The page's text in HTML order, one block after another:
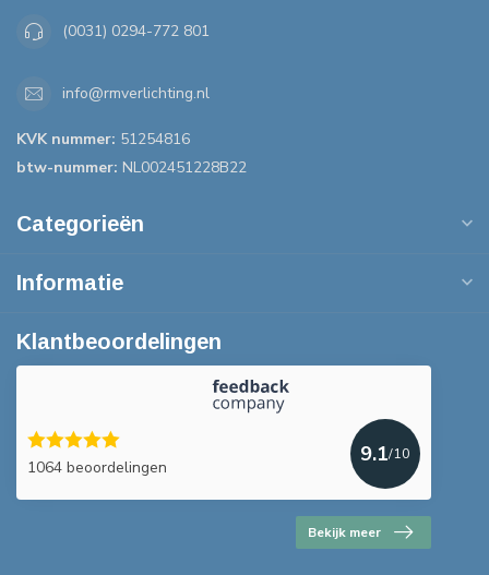
(0031) 0294-772 801
info@rmverlichting.nl
KVK nummer: 51254816
btw-nummer: NL002451228B22
Categorieën
Informatie
Klantbeoordelingen
1064 beoordelingen
9.1/10
Bekijk meer